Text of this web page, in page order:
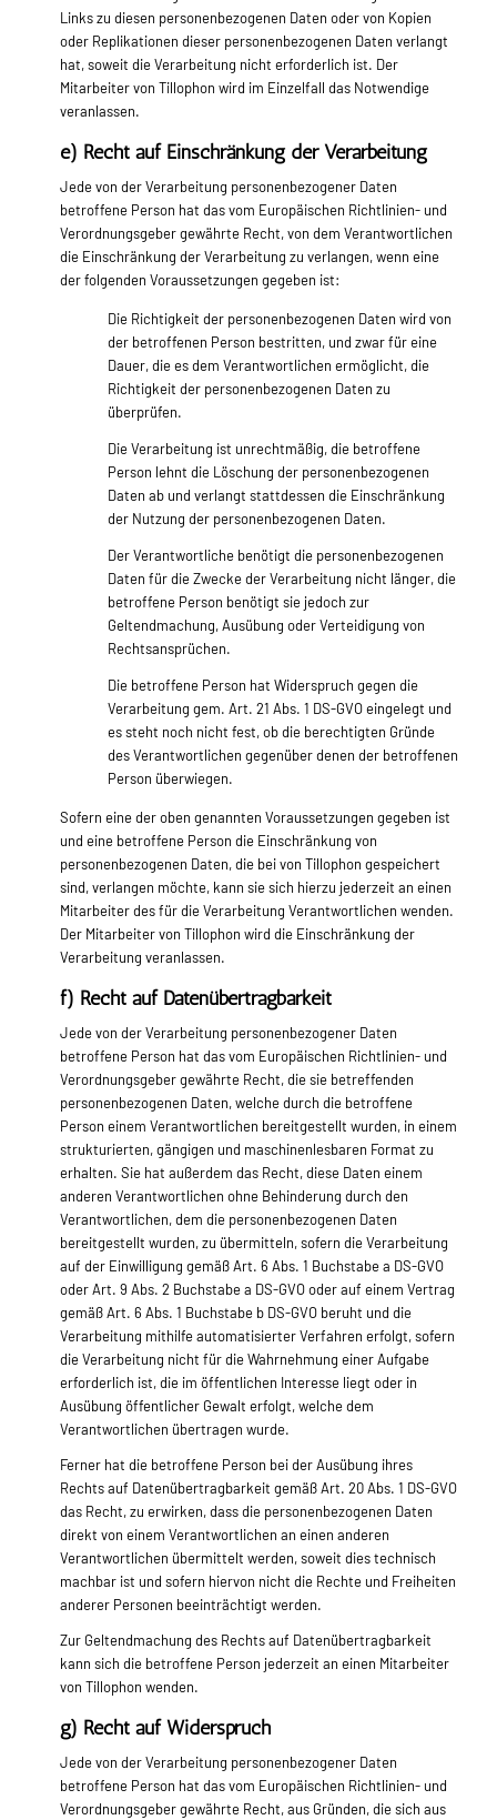
Links zu diesen personenbezogenen Daten oder von Kopien
oder Replikationen dieser personenbezogenen Daten verlangt
hat, soweit die Verarbeitung nicht erforderlich ist. Der
Mitarbeiter von Tillophon wird im Einzelfall das Notwendige
veranlassen.
e) Recht auf Einschränkung der Verarbeitung
Jede von der Verarbeitung personenbezogener Daten
betroffene Person hat das vom Europäischen Richtlinien- und
Verordnungsgeber gewährte Recht, von dem Verantwortlichen
die Einschränkung der Verarbeitung zu verlangen, wenn eine
der folgenden Voraussetzungen gegeben ist:
Die Richtigkeit der personenbezogenen Daten wird von
der betroffenen Person bestritten, und zwar für eine
Dauer, die es dem Verantwortlichen ermöglicht, die
Richtigkeit der personenbezogenen Daten zu
überprüfen.
Die Verarbeitung ist unrechtmäßig, die betroffene
Person lehnt die Löschung der personenbezogenen
Daten ab und verlangt stattdessen die Einschränkung
der Nutzung der personenbezogenen Daten.
Der Verantwortliche benötigt die personenbezogenen
Daten für die Zwecke der Verarbeitung nicht länger, die
betroffene Person benötigt sie jedoch zur
Geltendmachung, Ausübung oder Verteidigung von
Rechtsansprüchen.
Die betroffene Person hat Widerspruch gegen die
Verarbeitung gem. Art. 21 Abs. 1 DS-GVO eingelegt und
es steht noch nicht fest, ob die berechtigten Gründe
des Verantwortlichen gegenüber denen der betroffenen
Person überwiegen.
Sofern eine der oben genannten Voraussetzungen gegeben ist
und eine betroffene Person die Einschränkung von
personenbezogenen Daten, die bei von Tillophon gespeichert
sind, verlangen möchte, kann sie sich hierzu jederzeit an einen
Mitarbeiter des für die Verarbeitung Verantwortlichen wenden.
Der Mitarbeiter von Tillophon wird die Einschränkung der
Verarbeitung veranlassen.
f) Recht auf Datenübertragbarkeit
Jede von der Verarbeitung personenbezogener Daten
betroffene Person hat das vom Europäischen Richtlinien- und
Verordnungsgeber gewährte Recht, die sie betreffenden
personenbezogenen Daten, welche durch die betroffene
Person einem Verantwortlichen bereitgestellt wurden, in einem
strukturierten, gängigen und maschinenlesbaren Format zu
erhalten. Sie hat außerdem das Recht, diese Daten einem
anderen Verantwortlichen ohne Behinderung durch den
Verantwortlichen, dem die personenbezogenen Daten
bereitgestellt wurden, zu übermitteln, sofern die Verarbeitung
auf der Einwilligung gemäß Art. 6 Abs. 1 Buchstabe a DS-GVO
oder Art. 9 Abs. 2 Buchstabe a DS-GVO oder auf einem Vertrag
gemäß Art. 6 Abs. 1 Buchstabe b DS-GVO beruht und die
Verarbeitung mithilfe automatisierter Verfahren erfolgt, sofern
die Verarbeitung nicht für die Wahrnehmung einer Aufgabe
erforderlich ist, die im öffentlichen Interesse liegt oder in
Ausübung öffentlicher Gewalt erfolgt, welche dem
Verantwortlichen übertragen wurde.
Ferner hat die betroffene Person bei der Ausübung ihres
Rechts auf Datenübertragbarkeit gemäß Art. 20 Abs. 1 DS-GVO
das Recht, zu erwirken, dass die personenbezogenen Daten
direkt von einem Verantwortlichen an einen anderen
Verantwortlichen übermittelt werden, soweit dies technisch
machbar ist und sofern hiervon nicht die Rechte und Freiheiten
anderer Personen beeinträchtigt werden.
Zur Geltendmachung des Rechts auf Datenübertragbarkeit
kann sich die betroffene Person jederzeit an einen Mitarbeiter
von Tillophon wenden.
g) Recht auf Widerspruch
Jede von der Verarbeitung personenbezogener Daten
betroffene Person hat das vom Europäischen Richtlinien- und
Verordnungsgeber gewährte Recht, aus Gründen, die sich aus